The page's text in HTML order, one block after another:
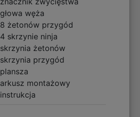
głowa węża
8 żetonów przygód
4 skrzynie ninja
skrzynia żetonów
skrzynia przygód
plansza
arkusz montażowy
instrukcja